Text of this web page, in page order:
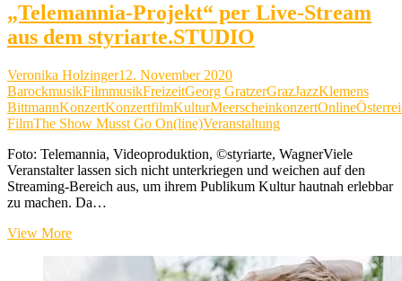
„Telemannia-Projekt“ per Live-Stream
aus dem styriarte.STUDIO
Veronika Holzinger12. November 2020
BarockmusikFilmmusikFreizeitGeorg GratzerGrazJazzKlemens
BittmannKonzertKonzertfilmKulturMeerscheinkonzertOnline
FilmThe Show Musst Go On(line)Veranstaltung
Foto: Telemannia, Videoproduktion, ©styriarte, WagnerViele
Veranstalter lassen sich nicht unterkriegen und weichen auf den
Streaming-Bereich aus, um ihrem Publikum Kultur hautnah erlebbar
zu machen. Da…
View More„Telemannia-